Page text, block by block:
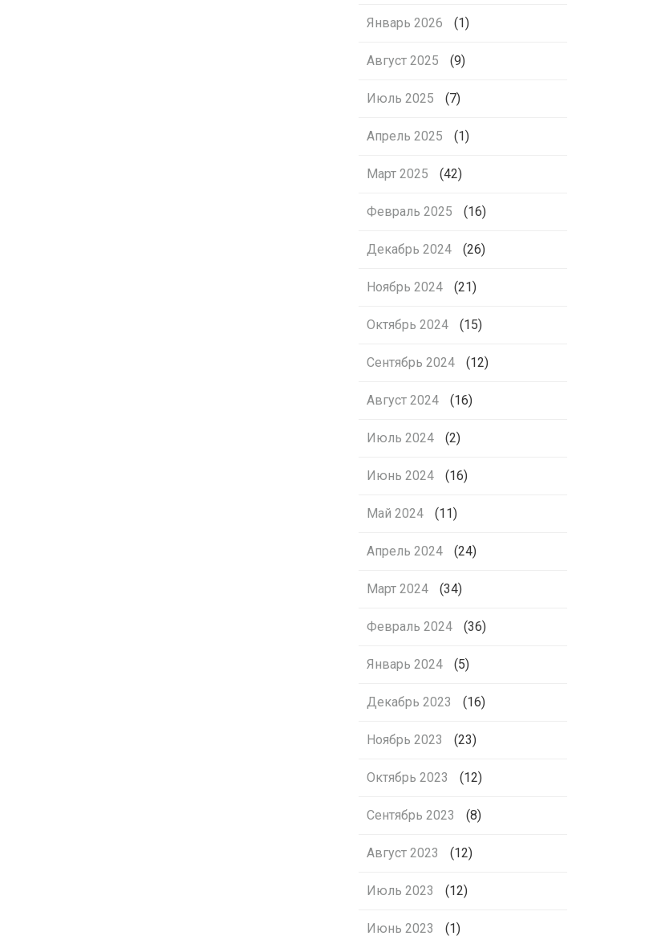
Январь 2026 (1)
Август 2025 (9)
Июль 2025 (7)
Апрель 2025 (1)
Март 2025 (42)
Февраль 2025 (16)
Декабрь 2024 (26)
Ноябрь 2024 (21)
Октябрь 2024 (15)
Сентябрь 2024 (12)
Август 2024 (16)
Июль 2024 (2)
Июнь 2024 (16)
Май 2024 (11)
Апрель 2024 (24)
Март 2024 (34)
Февраль 2024 (36)
Январь 2024 (5)
Декабрь 2023 (16)
Ноябрь 2023 (23)
Октябрь 2023 (12)
Сентябрь 2023 (8)
Август 2023 (12)
Июль 2023 (12)
Июнь 2023 (1)